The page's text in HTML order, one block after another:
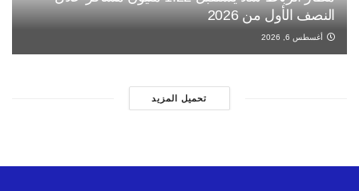
النصف الأول من 2026
أغسطس 6, 2026
تحميل المزيد